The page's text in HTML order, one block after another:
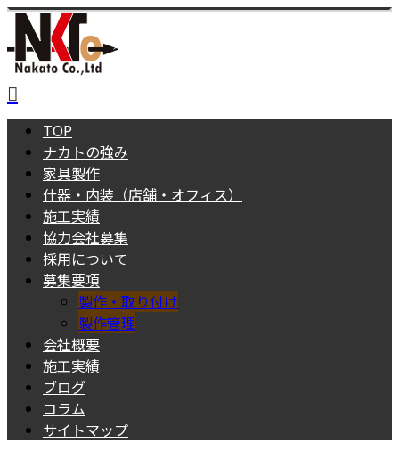
TOP
ナカトの強み
家具製作
什器・内装（店舗・オフィス）
施工実績
協力会社募集
採用について
募集要項
製作・取り付け
製作管理
会社概要
施工実績
ブログ
コラム
サイトマップ